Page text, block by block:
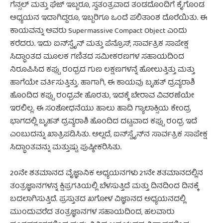
ಗೆನ್ಸಲ್ ಮತ್ತು ಘೆಜ್ ಇಬ್ಬರೂ, ಸ್ವತಂತ್ರವಾದ ತಂಡದೊಂದಿಗೆ ಕೈಗೊಂಡ
ಅಧ್ಯಯನ ಇದಾಗಿದ್ದರೂ, ಇಬ್ಬರಿಗೂ ಒಂದೆ ಪಲಿತಾಂಶ ದೊರೆಯಿತು. ಈ
ಕಾಯವನ್ನು ಅವರು Supermassive Compact Object ಎಂದು
ಕರೆದರು. ಇದು ಐನ್‍ಸ್ಟೈನ್ ಮತ್ತು ಪೆನ್ರೊಸ್, ಸಾರ್ವತ್ರಿಕ ಸಾಪೇಕ್ಷ
ಸಿದ್ಧಾಂತದ ಮೂಲಕ ಗಣಿತದ ಸಮೀಕರಣಗಳ ಸಹಾಯದಿಂದ
ನಿರೂಪಿಸಿದ ಕಪ್ಪು ರಂಧ್ರದ ಗುಣ ಲಕ್ಷಣಗಳನ್ನೆ ಹೋಲುತ್ತಿತ್ತು ಮತ್ತು
ಹಾಗೆಯೇ ವರ್ತಿಸುತ್ತಿತ್ತು. ಹಾಗಾಗಿ, ಈ ಕಾಯವು ಬೃಹತ್ ದ್ರವ್ಯರಾಶಿ
ಹೊಂದಿದ ಕಪ್ಪು ರಂಧ್ರವೇ ಹೊರತು, ಇದಕ್ಕೆ ಬೇರಾವ ವಿವರಣೆಯೇ
ಇರಲಿಲ್ಲ. ಈ ಸಂಶೋಧನೆಯು ಹಾಲು ಹಾದಿ ಗ್ಯಾಲಾಕ್ಸಿಯ ಕೇಂದ್ರ
ಭಾಗದಲ್ಲಿ ಬೃಹತ್ ದ್ರವ್ಯರಾಶಿ ಹೊಂದಿದ ದಟ್ಟವಾದ ಕಪ್ಪು ರಂಧ್ರ ಇದೆ
ಎಂಬುದನ್ನು ಖಾತ್ರಿಪಡಿಸಿತು. ಅಲ್ಲದೆ, ಐನ್‍ಸ್ಟೈನ್‍ನ ಸಾರ್ವತ್ರಿಕ ಸಾಪೇಕ್ಷ
ಸಿದ್ಧಾಂತವನ್ನು ಮತ್ತುಷ್ಟು ಪುಷ್ಠೀಕರಿಸಿತು.
20ನೇ ಶತಮಾನದ ವೈಜ್ಞಾನಿಕ ಅಧ್ಯಯನಗಳು 21ನೇ ಶತಮಾನದಲ್ಲಿನ
ತಂತ್ರಜ್ಞಾನಗಳನ್ನ ಕ್ಷಿಪ್ರಗತಿಯಲ್ಲಿ ಬೆಳಸುತ್ತಿದೆ ಮತ್ತು ದಿನದಿಂದ ದಿನಕ್ಕೆ
ಬದಲಾಗಿಸುತ್ತಿದೆ. ಪ್ರಸ್ತುತದ ಖಗೋಳ ವಿಜ್ಞಾನದ ಅಧ್ಯಯನದಲ್ಲಿ
ಮುಂದುವರೆದ ತಂತ್ರಜ್ಞಾನಗಳ ಸಹಾಯದಿಂದ, ಹಲವಾರು